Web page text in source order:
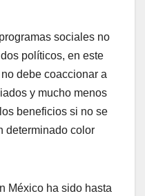
sociales no
políticos, en este
debe coaccionar a
y mucho menos
beneficios si no se
determinado color
México ha sido hasta